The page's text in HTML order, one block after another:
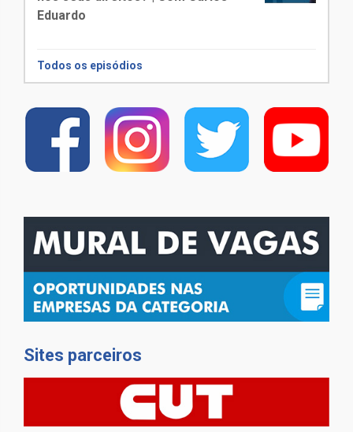
Eduardo
Todos os episódios
Sites parceiros